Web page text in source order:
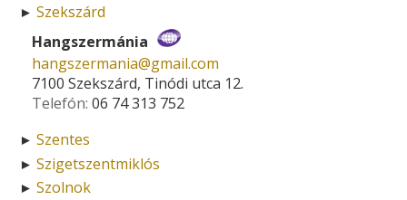
► Szekszárd
Hangszermánia
hangszermania­@­gmail.com
7100 Szekszárd, Tinódi utca 12.
Telefón: 06 74 313 752
► Szentes
► Szigetszentmiklós
► Szolnok